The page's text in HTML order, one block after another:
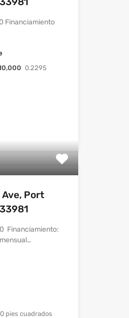
Financiamiento
0.2295
Port
Financiamiento:
pies cuadrados